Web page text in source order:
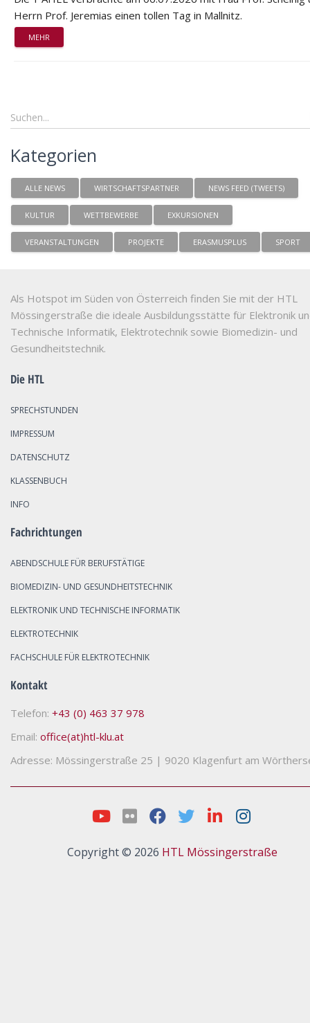
Herrn Prof. Jeremias einen tollen Tag in Mallnitz.
MEHR
Kategorien
ALLE NEWS WIRTSCHAFTSPARTNER NEWS FEED (TWEETS)
KULTUR WETTBEWERBE EXKURSIONEN
VERANSTALTUNGEN PROJEKTE ERASMUSPLUS SPORT
Als Hotspot im Süden von Österreich finden Sie mit der HTL
Mössingerstraße die ideale Ausbildungsstätte für Elektronik
Technische Informatik, Elektrotechnik sowie Biomedizin- und
Gesundheitstechnik.
Die HTL
SPRECHSTUNDEN
IMPRESSUM
DATENSCHUTZ
KLASSENBUCH
INFO
Fachrichtungen
ABENDSCHULE FÜR BERUFSTÄTIGE
BIOMEDIZIN- UND GESUNDHEITSTECHNIK
ELEKTRONIK UND TECHNISCHE INFORMATIK
ELEKTROTECHNIK
FACHSCHULE FÜR ELEKTROTECHNIK
Kontakt
Telefon: +43 (0) 463 37 978
Email: office(at)htl-klu.at
Adresse: Mössingerstraße 25 | 9020 Klagenfurt am
Copyright © 2026 HTL Mössingerstraße